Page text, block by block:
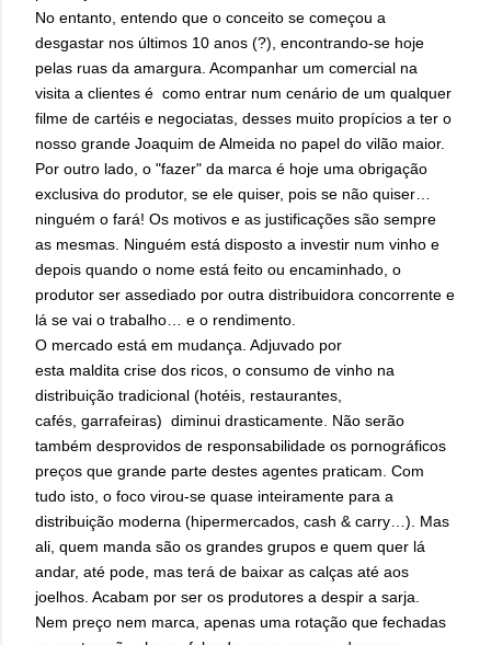
No entanto, entendo que o conceito se começou a
desgastar nos últimos 10 anos (?), encontrando-se hoje
pelas ruas da amargura. Acompanhar um comercial na
visita a clientes é como entrar num cenário de um qualquer
filme de cartéis e negociatas, desses muito propícios a ter o
nosso grande Joaquim de Almeida no papel do vilão maior.
Por outro lado, o "fazer" da marca é hoje uma obrigação
exclusiva do produtor, se ele quiser, pois se não quiser…
ninguém o fará! Os motivos e as justificações são sempre
as mesmas. Ninguém está disposto a investir num vinho e
depois quando o nome está feito ou encaminhado, o
produtor ser assediado por outra distribuidora concorrente e
lá se vai o trabalho… e o rendimento.
O mercado está em mudança. Adjuvado por
esta maldita crise dos ricos, o consumo de vinho na
distribuição tradicional (hotéis, restaurantes,
cafés, garrafeiras) diminui drasticamente. Não serão
também desprovidos de responsabilidade os pornográficos
preços que grande parte destes agentes praticam. Com
tudo isto, o foco virou-se quase inteiramente para a
distribuição moderna (hipermercados, cash & carry…). Mas
ali, quem manda são os grandes grupos e quem quer lá
andar, até pode, mas terá de baixar as calças até aos
joelhos. Acabam por ser os produtores a despir a sarja.
Nem preço nem marca, apenas uma rotação que fechadas